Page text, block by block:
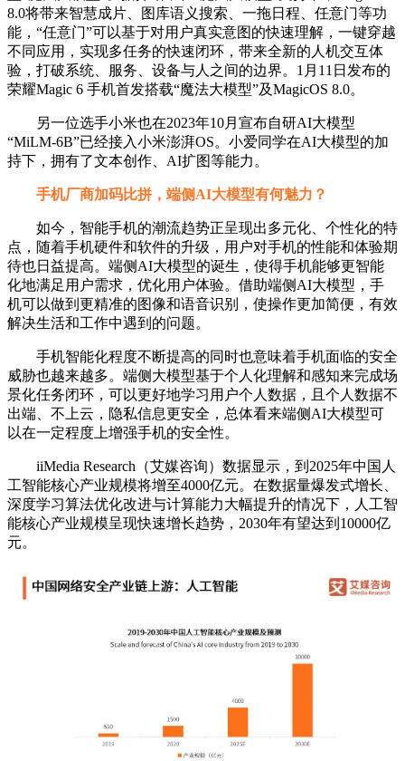
8.0将带来智慧成片、图库语义搜索、一拖日程、任意门等功
能，“任意门”可以基于对用户真实意图的快速理解，一键穿越
不同应用，实现多任务的快速闭环，带来全新的人机交互体
验，打破系统、服务、设备与人之间的边界。1月11日发布的
荣耀Magic 6 手机首发搭载“魔法大模型”及MagicOS 8.0。
另一位选手小米也在2023年10月宣布自研AI大模型
“MiLM-6B”已经接入小米澎湃OS。小爱同学在AI大模型的加
持下，拥有了文本创作、AI扩图等能力。
手机厂商加码比拼，端侧AI大模型有何魅力？
如今，智能手机的潮流趋势正呈现出多元化、个性化的特
点，随着手机硬件和软件的升级，用户对手机的性能和体验期
待也日益提高。端侧AI大模型的诞生，使得手机能够更智能
化地满足用户需求，优化用户体验。借助端侧AI大模型，手
机可以做到更精准的图像和语音识别，使操作更加简便，有效
解决生活和工作中遇到的问题。
手机智能化程度不断提高的同时也意味着手机面临的安全
威胁也越来越多。端侧大模型基于个人化理解和感知来完成场
景化任务闭环，可以更好地学习用户个人数据，且个人数据不
出端、不上云，隐私信息更安全，总体看来端侧AI大模型可
以在一定程度上增强手机的安全性。
iiMedia Research（艾媒咨询）数据显示，到2025年中国人
工智能核心产业规模将增至4000亿元。在数据量爆发式增长、
深度学习算法优化改进与计算能力大幅提升的情况下，人工智
能核心产业规模呈现快速增长趋势，2030年有望达到10000亿
元。